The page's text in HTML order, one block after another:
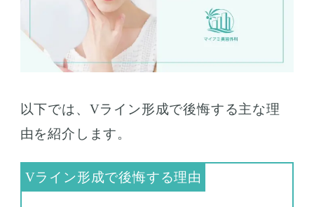
以下では、Vライン形成で後悔する主な理
由を紹介します。